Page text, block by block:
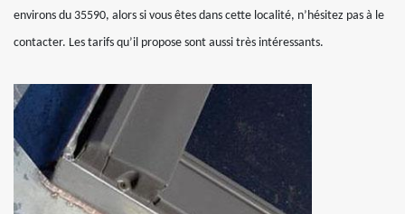
environs du 35590, alors si vous êtes dans cette localité, n’hésitez pas à le
contacter. Les tarifs qu’il propose sont aussi très intéressants.